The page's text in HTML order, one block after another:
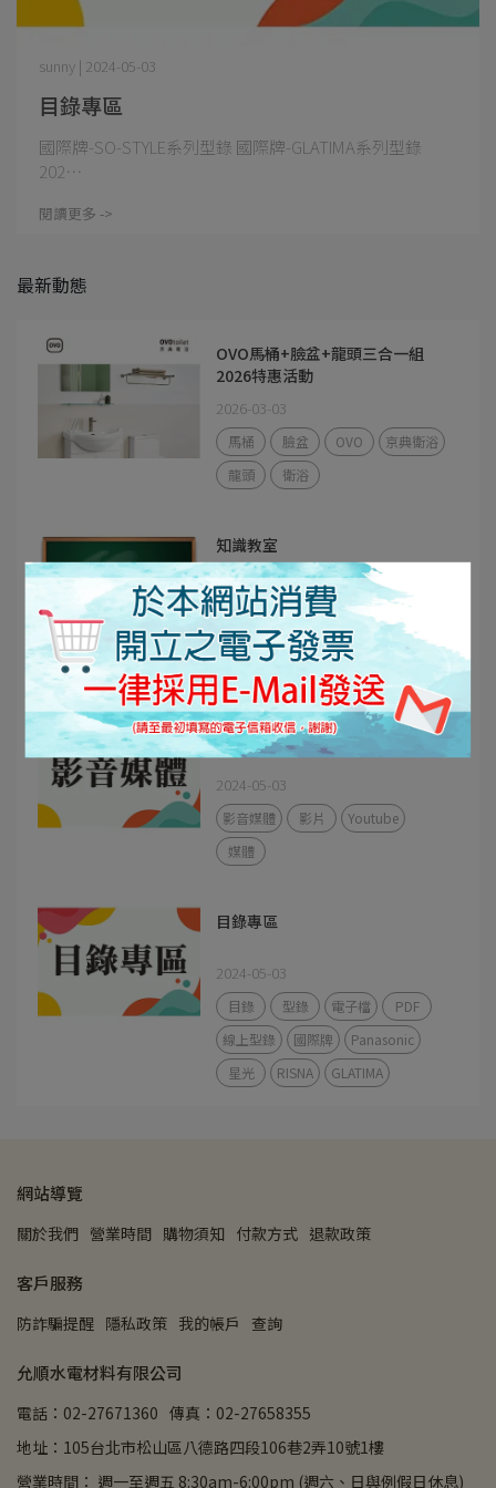
目錄專區
sunny | 2024-05-03
國際牌-SO-STYLE系列型錄 國際牌-GLATIMA系列型錄
202⋯
閱讀更多 ->
最新動態
OVO馬桶+臉盆+龍頭三合一組
2026特惠活動
2026-03-03
馬桶 臉盆 OVO
京典衛浴
龍頭
衛浴
知識教室
2024-06-13
安裝說明 知識教室
施作
省空間
電容
影音媒體
2024-05-03
影音媒體 影片
Youtube
媒體
目錄專區
2024-05-03
目錄 型錄 電子檔
PDF
線上型錄
國際牌
Panasonic
星光
RISNA GLATIMA
網站導覽
關於我們 營業時間 購物須知 付款方式 退款政策
客戶服務
防詐騙提醒 隱私政策 我的帳戶 查詢
允順水電材料有限公司
電話：02-27671360 傳真：02-27658355
地址：105台北市松山區八德路四段106巷2弄10號1樓
營業時間： 週一至週五 8:30am-6:00pm (週六、日與例假日休息)